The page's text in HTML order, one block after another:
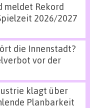
meldet Rekord
2026/2027
die Innenstadt?
vor der
klagt über
Planbarkeit